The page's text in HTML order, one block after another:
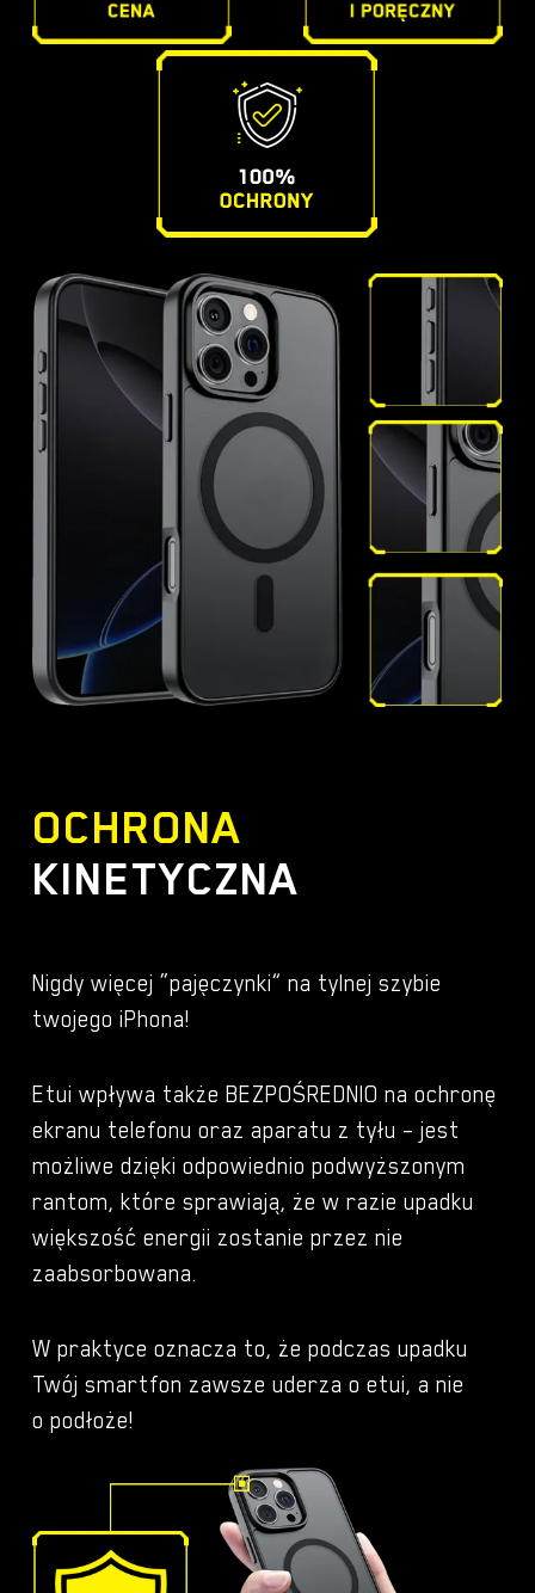
Brak produktów w koszyku.
OCHRONA
KINETYCZNA
Nigdy więcej “pajęczynki” na tylnej szybie
twojego iPhona!
Etui wpływa także BEZPOŚREDNIO na ochronę
ekranu telefonu oraz aparatu z tyłu – jest
możliwe dzięki odpowiednio podwyższonym
rantom, które sprawiają, że w razie upadku
większość energii zostanie przez nie
zaabsorbowana.
W praktyce oznacza to, że podczas upadku
Twój smartfon zawsze uderza o etui, a nie
o podłoże!